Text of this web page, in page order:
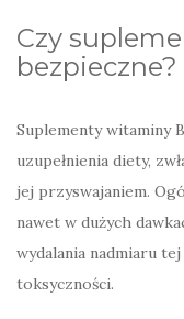
Czy
bezpieczne?
Suplementy witaminy
uzupełnienia diety,
jej przyswajaniem.
nawet w dużych
wydalania nadmiaru
toksyczności.